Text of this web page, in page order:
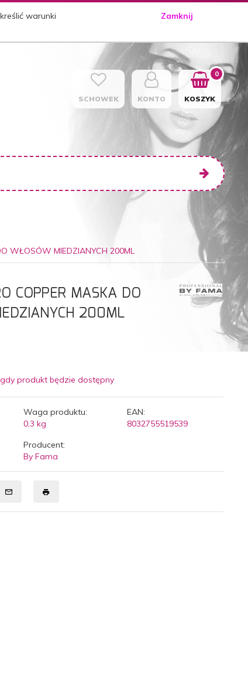
warunki
Zamknij
SCHOWEK KONTO KOSZYK
0
WŁOSÓW MIEDZIANYCH 200ML
COPPER MASKA DO
200ML
produkt będzie dostępny
Waga produktu:
0,3 kg
EAN:
8032755519539
Producent:
By Fama